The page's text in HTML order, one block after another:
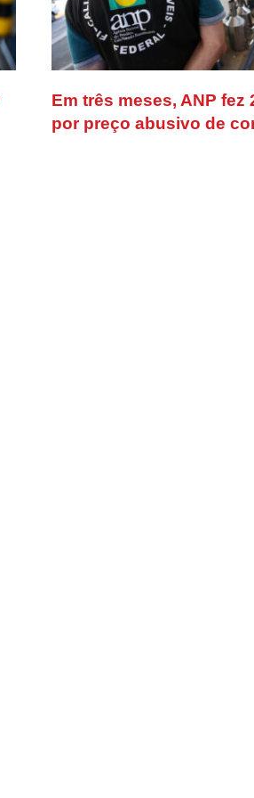
Em três meses, ANP fez
por preço abusivo de